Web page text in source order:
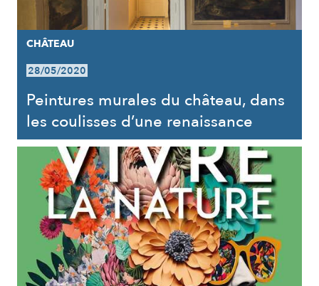
CHÂTEAU
28/05/2020
Peintures murales du château, dans
les coulisses d’une renaissance